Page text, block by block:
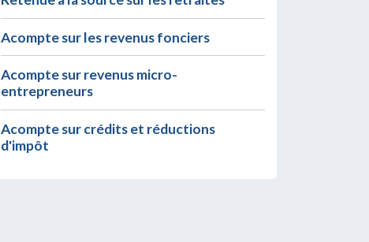
Acompte sur les revenus fonciers
Acompte sur revenus micro-
entrepreneurs
Acompte sur crédits et réductions
d'impôt